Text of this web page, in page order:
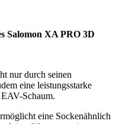
Salomon XA PRO 3D
nur durch seinen
eine leistungsstarke
Schaum.
eine Sockenähnlich